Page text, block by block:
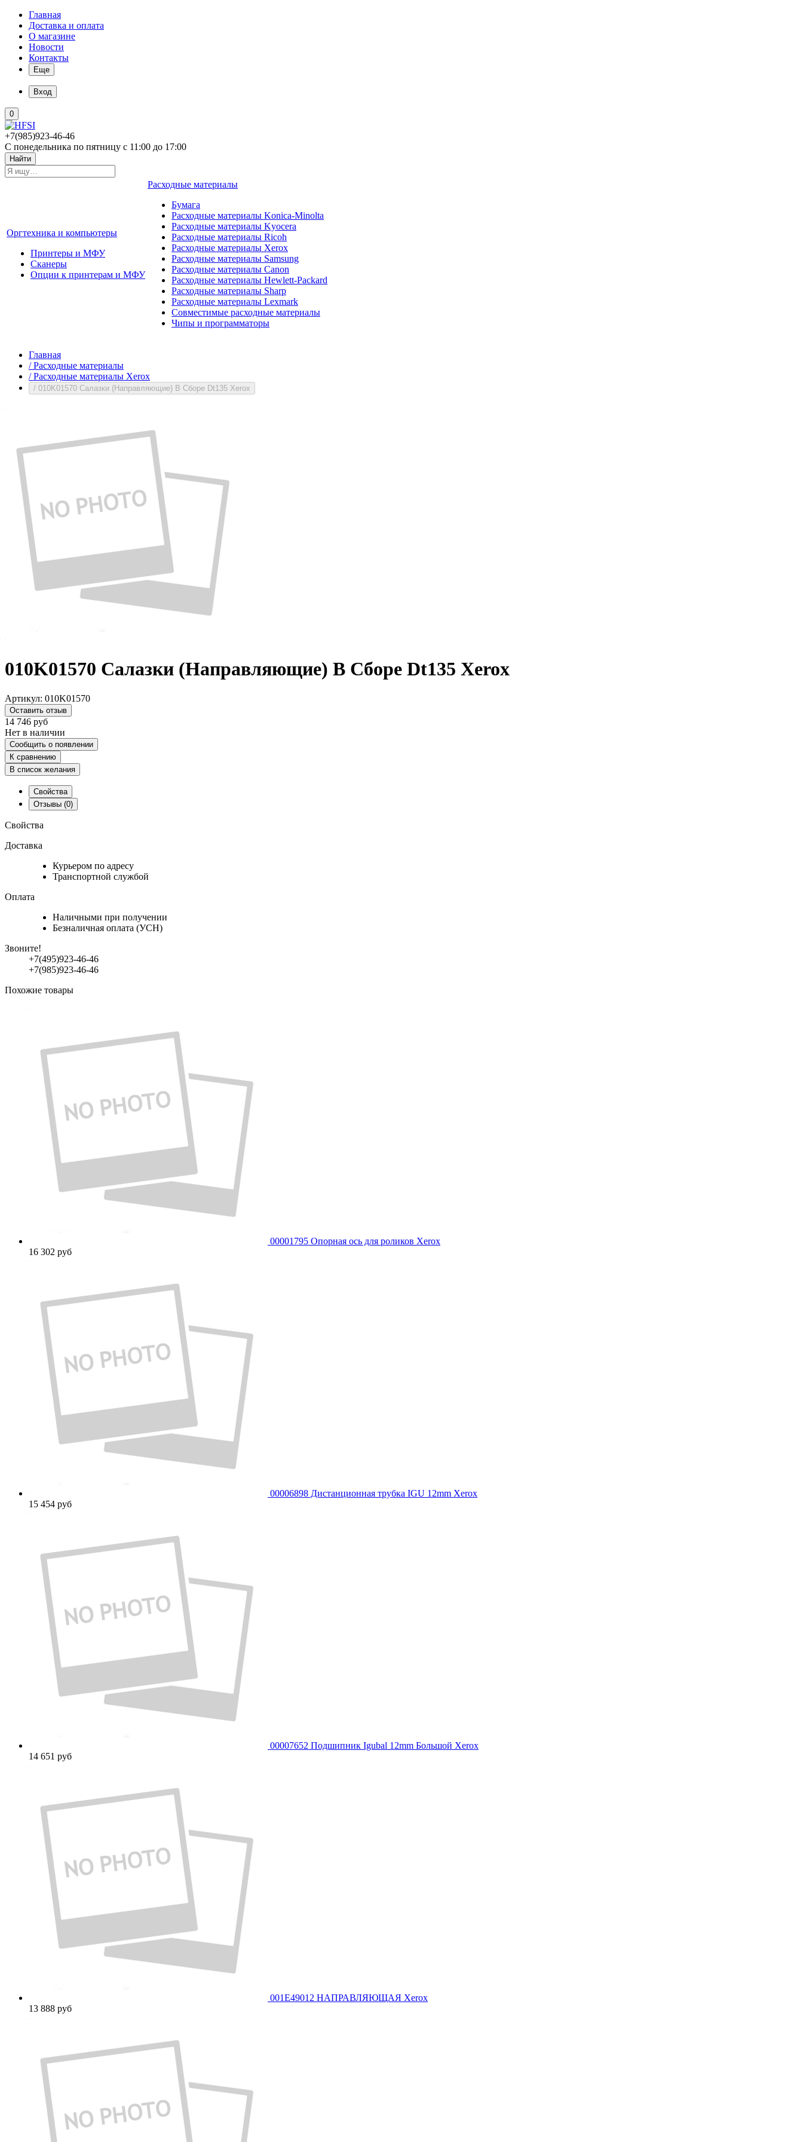
Главная
Доставка и оплата
О магазине
Новости
Контакты
Еще
Вход
0
+7(985)923-46-46
С понедельника по пятницу с 11:00 до 17:00
Найти
Оргтехника и компьютеры
Принтеры и МФУ
Сканеры
Опции к принтерам и МФУ
Расходные материалы
Бумага
Расходные материалы Konica-Minolta
Расходные материалы Kyocera
Расходные материалы Ricoh
Расходные материалы Xerox
Расходные материалы Samsung
Расходные материалы Canon
Расходные материалы Hewlett-Packard
Расходные материалы Sharp
Расходные материалы Lexmark
Совместимые расходные материалы
Чипы и программаторы
Главная
/ Расходные материалы
/ Расходные материалы Xerox
/ 010K01570 Салазки (Направляющие) В Сборе Dt135 Xerox
010K01570 Салазки (Направляющие) В Сборе Dt135 Xerox
Артикул: 010K01570
Оставить отзыв
14 746 руб
Нет в наличии
Сообщить о появлении
К сравнению
В список желания
Свойства
Отзывы (0)
Свойства
Доставка
Курьером по адресу
Транспортной службой
Оплата
Наличными при получении
Безналичная оплата (УСН)
Звоните!
+7(495)923-46-46
+7(985)923-46-46
Похожие товары
00001795 Опорная ось для роликов Xerox
16 302 руб
00006898 Дистанционная трубка IGU 12mm Xerox
15 454 руб
00007652 Подшипник Igubal 12mm Большой Xerox
14 651 руб
001E49012 НАПРАВЛЯЮЩАЯ Xerox
13 888 руб